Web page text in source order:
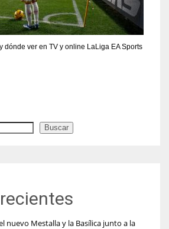
dónde ver en TV y online LaLiga EA Sports
Buscar
nuevo Mestalla y la Basílica junto a la